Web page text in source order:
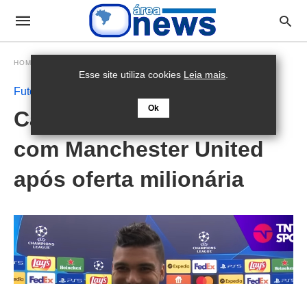
HOMEPAGE
Futebol
Casemiro deve assinar
com Manchester United
após oferta milionária
Esse site utiliza cookies Leia mais.
Ok